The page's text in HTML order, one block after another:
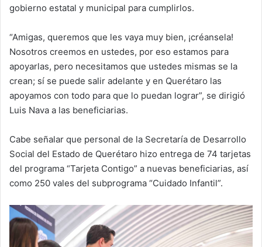
gobierno estatal y municipal para cumplirlos.
“Amigas, queremos que les vaya muy bien, ¡créansela!
Nosotros creemos en ustedes, por eso estamos para
apoyarlas, pero necesitamos que ustedes mismas se la
crean; sí se puede salir adelante y en Querétaro las
apoyamos con todo para que lo puedan lograr”, se dirigió
Luis Nava a las beneficiarias.
Cabe señalar que personal de la Secretaría de Desarrollo
Social del Estado de Querétaro hizo entrega de 74 tarjetas
del programa “Tarjeta Contigo” a nuevas beneficiarias, así
como 250 vales del subprograma “Cuidado Infantil”.